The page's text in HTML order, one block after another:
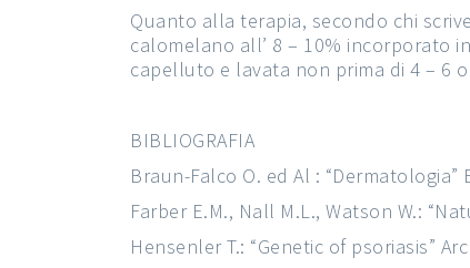
Quanto alla terapia, secondo chi
calomelano all’ 8 – 10% incorporato
capelluto e lavata non prima di 4 – 6
BIBLIOGRAFIA
Braun-Falco O. ed Al :
Farber E.M., Nall M.L., Watson W.:
Hensenler T.: “Genetic of psoriasis”